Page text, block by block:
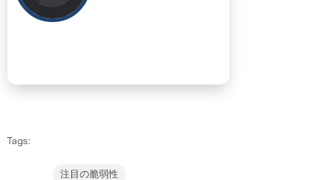
Tags:
注目の脆弱性